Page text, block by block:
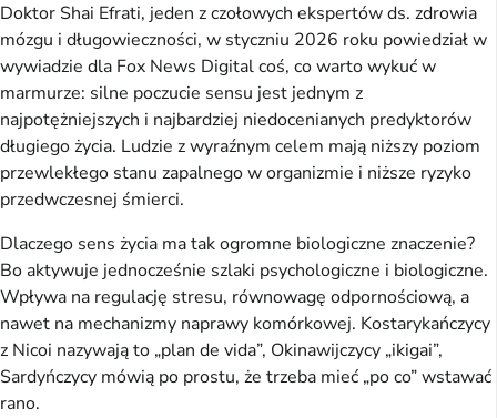
Doktor Shai Efrati, jeden z czołowych ekspertów ds. zdrowia
mózgu i długowieczności, w styczniu 2026 roku powiedział w
wywiadzie dla Fox News Digital coś, co warto wykuć w
marmurze: silne poczucie sensu jest jednym z
najpotężniejszych i najbardziej niedocenianych predyktorów
długiego życia. Ludzie z wyraźnym celem mają niższy poziom
przewlekłego stanu zapalnego w organizmie i niższe ryzyko
przedwczesnej śmierci.
Dlaczego sens życia ma tak ogromne biologiczne znaczenie?
Bo aktywuje jednocześnie szlaki psychologiczne i biologiczne.
Wpływa na regulację stresu, równowagę odpornościową, a
nawet na mechanizmy naprawy komórkowej. Kostarykańczycy
z Nicoi nazywają to „plan de vida”, Okinawijczycy „ikigai”,
Sardyńczycy mówią po prostu, że trzeba mieć „po co” wstawać
rano.